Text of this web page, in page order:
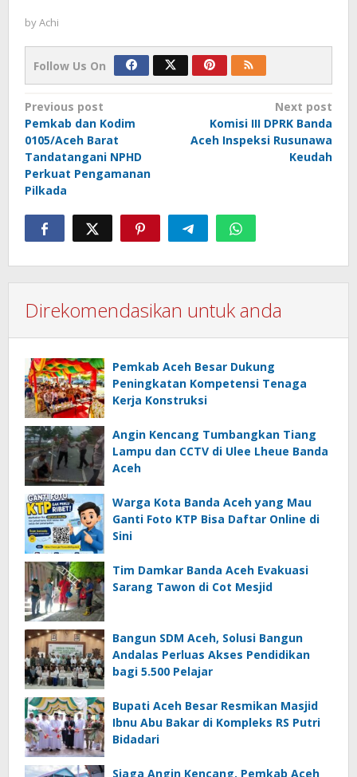
byAchi
Follow Us On
Post
navigation
Previous post
Pemkab dan Kodim
0105/Aceh Barat
Tandatangani NPHD
Perkuat Pengamanan
Pilkada
Next post
Komisi III DPRK Banda
Aceh Inspeksi Rusunawa
Keudah
Direkomendasikan untuk anda
Pemkab Aceh Besar Dukung
Peningkatan Kompetensi Tenaga
Kerja Konstruksi
Angin Kencang Tumbangkan Tiang
Lampu dan CCTV di Ulee Lheue Banda
Aceh
Warga Kota Banda Aceh yang Mau
Ganti Foto KTP Bisa Daftar Online di
Sini
Tim Damkar Banda Aceh Evakuasi
Sarang Tawon di Cot Mesjid
Bangun SDM Aceh, Solusi Bangun
Andalas Perluas Akses Pendidikan
bagi 5.500 Pelajar
Bupati Aceh Besar Resmikan Masjid
Ibnu Abu Bakar di Kompleks RS Putri
Bidadari
Siaga Angin Kencang, Pemkab Aceh